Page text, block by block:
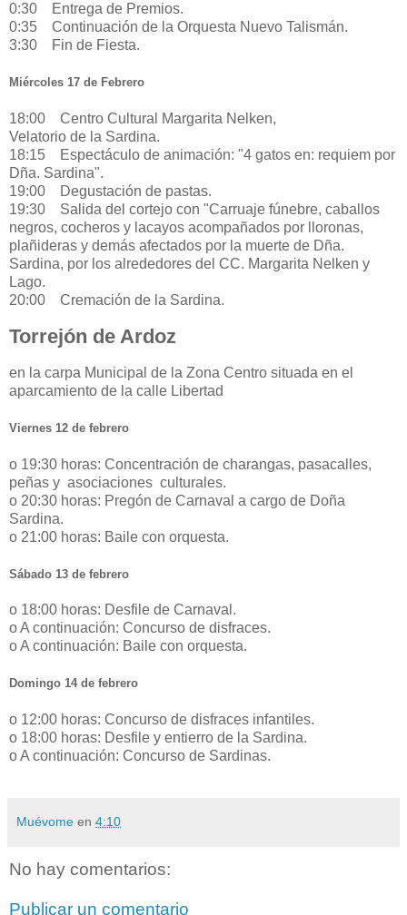
0:30 Entrega de Premios.
0:35 Continuación de la Orquesta Nuevo Talismán.
3:30 Fin de Fiesta.
Miércoles 17 de Febrero
18:00 Centro Cultural Margarita Nelken,
Velatorio de la Sardina.
18:15 Espectáculo de animación: "4 gatos en: requiem por
Dña. Sardina".
19:00 Degustación de pastas.
19:30 Salida del cortejo con "Carruaje fúnebre, caballos
negros, cocheros y lacayos acompañados por lloronas,
plañideras y demás afectados por la muerte de Dña.
Sardina, por los alrededores del CC. Margarita Nelken y
Lago.
20:00 Cremación de la Sardina.
Torrejón de Ardoz
en la carpa Municipal de la Zona Centro situada en el
aparcamiento de la calle Libertad
Viernes 12 de febrero
o 19:30 horas: Concentración de charangas, pasacalles,
peñas y asociaciones culturales.
o 20:30 horas: Pregón de Carnaval a cargo de Doña
Sardina.
o 21:00 horas: Baile con orquesta.
Sábado 13 de febrero
o 18:00 horas: Desfile de Carnaval.
o A continuación: Concurso de disfraces.
o A continuación: Baile con orquesta.
Domingo 14 de febrero
o 12:00 horas: Concurso de disfraces infantiles.
o 18:00 horas: Desfile y entierro de la Sardina.
o A continuación: Concurso de Sardinas.
Muévome en 4:10
No hay comentarios:
Publicar un comentario